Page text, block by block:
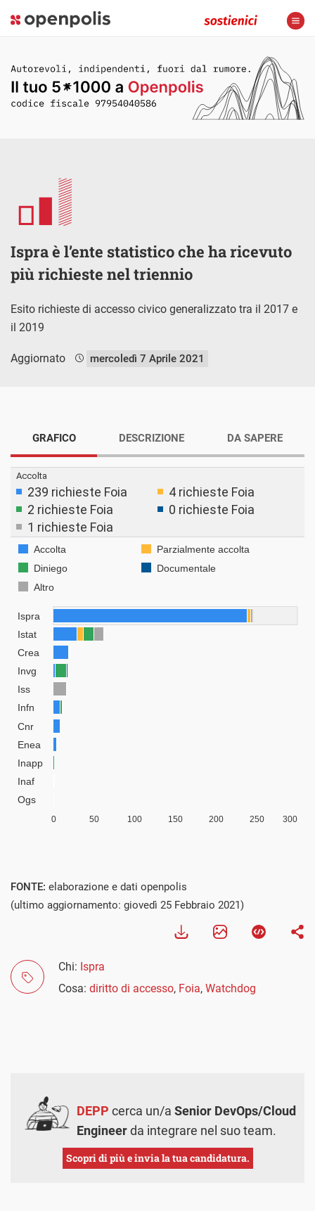
Ispra è l’ente statistico che ha ricevuto
più richieste nel triennio
Esito richieste di accesso civico generalizzato tra il 2017 e
il 2019
Aggiornato mercoledì 7 Aprile 2021
GRAFICO DESCRIZIONE DA SAPERE
FONTE: elaborazione e dati openpolis
(ultimo aggiornamento: giovedì 25 Febbraio 2021)
Chi: Ispra
Cosa: diritto di accesso, Foia, Watchdog
DEPP cerca un/a Senior DevOps/Cloud
Engineerda integrare nel suo team.
Scopri di più e invia la tua candidatura.